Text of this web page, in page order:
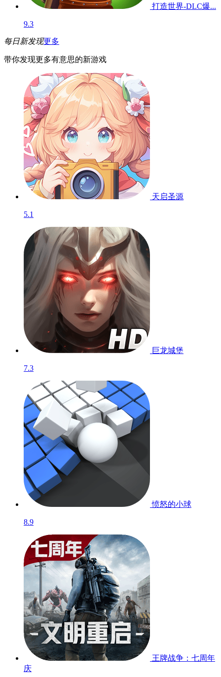
打造世界-DLC爆...
9.3
每日新发现更多
带你发现更多有意思的新游戏
天启圣源
5.1
巨龙城堡
7.3
愤怒的小球
8.9
王牌战争：七周年
庆